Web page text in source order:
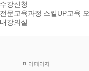
수강신청
전문교육과정 스킬UP교육
내강의실
마이페이지